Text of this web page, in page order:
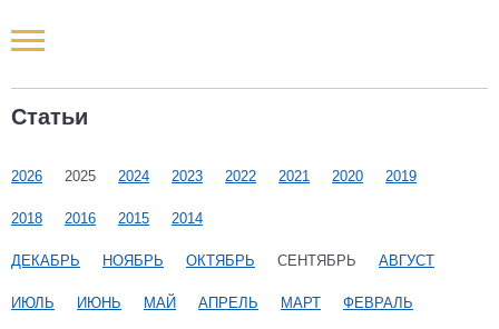
Статьи
2026 2025 2024 2023 2022 2021 2020 2019
2018 2016 2015 2014
ДЕКАБРЬ НОЯБРЬ ОКТЯБРЬ СЕНТЯБРЬ АВГУСТ
ИЮЛЬ ИЮНЬ МАЙ АПРЕЛЬ МАРТ ФЕВРАЛЬ
Новости РФ
Наши мероприятия
Статьи